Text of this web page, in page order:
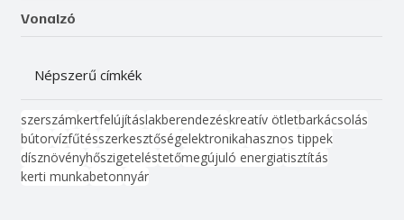
Vonalzó
Népszerű címkék
szerszámkertfelújításlakberendezéskreatív ötletbarkácsolás
bútorvízfűtésszerkesztőségelektronikahasznos tippek
dísznövényhőszigeteléstetőmegújuló energiatisztítás
kerti munkabetonnyár